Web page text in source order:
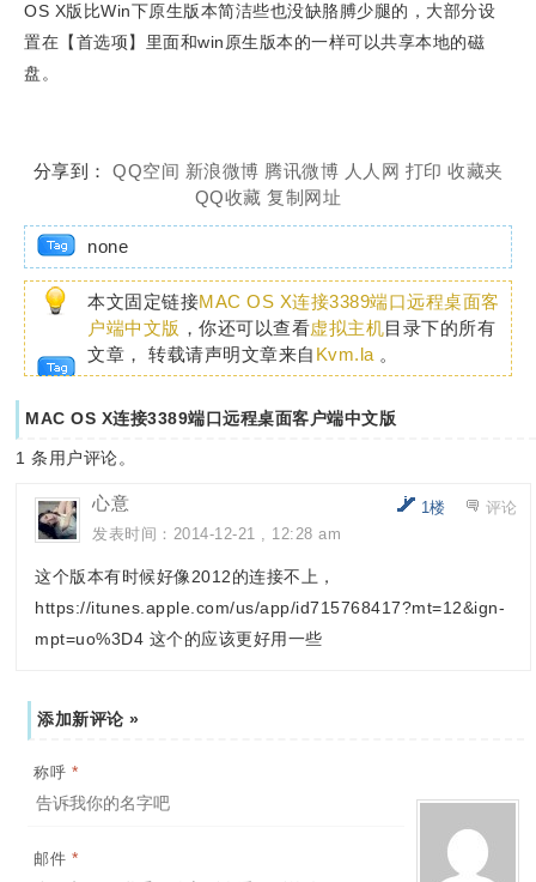
OS X版比Win下原生版本简洁些也没缺胳膊少腿的，大部分设
置在【首选项】里面和win原生版本的一样可以共享本地的磁
盘。
分享到： QQ空间 新浪微博 腾讯微博 人人网 打印 收藏夹
QQ收藏 复制网址
none
本文固定链接MAC OS X连接3389端口远程桌面客
户端中文版 ，你还可以查看虚拟主机目录下的所有
文章， 转载请声明文章来自 Kvm.la 。
MAC OS X连接3389端口远程桌面客户端中文版
1 条用户评论。
心意
评论
发表时间：2014-12-21 , 12:28 am
1楼
这个版本有时候好像2012的连接不上，
https://itunes.apple.com/us/app/id715768417?mt=12&ign-
mpt=uo%3D4 这个的应该更好用一些
添加新评论 »
称呼 *
邮件 *